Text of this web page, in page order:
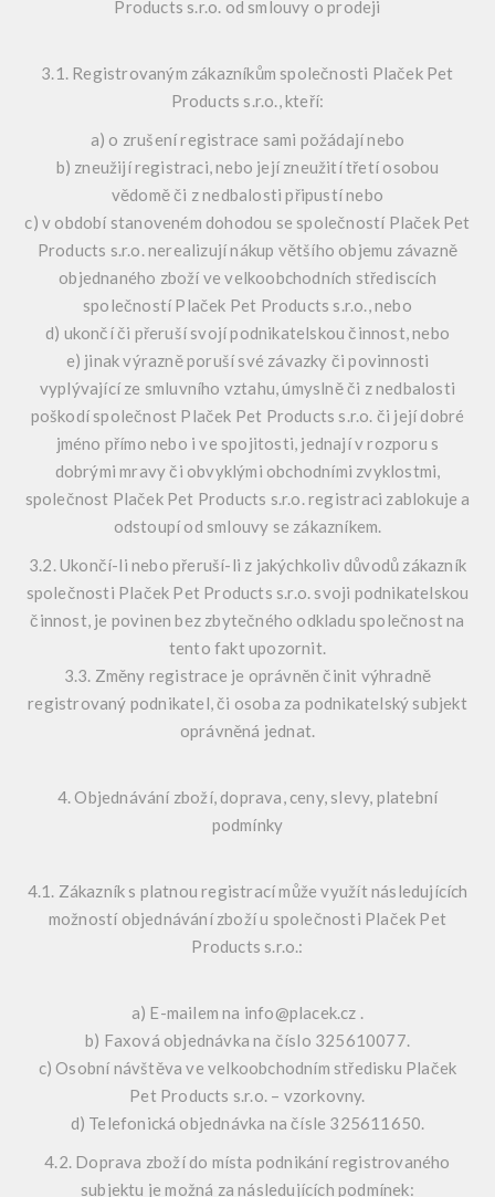
Products s.r.o. od smlouvy o prodeji
3.1. Registrovaným zákazníkům společnosti Plaček Pet
Products s.r.o., kteří:
a) o zrušení registrace sami požádají nebo
b) zneužijí registraci, nebo její zneužití třetí osobou
vědomě či z nedbalosti připustí nebo
c) v období stanoveném dohodou se společností Plaček Pet
Products s.r.o. nerealizují nákup většího objemu závazně
objednaného zboží ve velkoobchodních střediscích
společností Plaček Pet Products s.r.o., nebo
d) ukončí či přeruší svojí podnikatelskou činnost, nebo
e) jinak výrazně poruší své závazky či povinnosti
vyplývající ze smluvního vztahu, úmyslně či z nedbalosti
poškodí společnost Plaček Pet Products s.r.o. či její dobré
jméno přímo nebo i ve spojitosti, jednají v rozporu s
dobrými mravy či obvyklými obchodními zvyklostmi,
společnost Plaček Pet Products s.r.o. registraci zablokuje a
odstoupí od smlouvy se zákazníkem.
3.2. Ukončí-li nebo přeruší-li z jakýchkoliv důvodů zákazník
společnosti Plaček Pet Products s.r.o. svoji podnikatelskou
činnost, je povinen bez zbytečného odkladu společnost na
tento fakt upozornit.
3.3. Změny registrace je oprávněn činit výhradně
registrovaný podnikatel, či osoba za podnikatelský subjekt
oprávněná jednat.
4. Objednávání zboží, doprava, ceny, slevy, platební
podmínky
4.1. Zákazník s platnou registrací může využít následujících
možností objednávání zboží u společnosti Plaček Pet
Products s.r.o.:
a) E-mailem na info@placek.cz .
b) Faxová objednávka na číslo 325610077.
c) Osobní návštěva ve velkoobchodním středisku Plaček
Pet Products s.r.o. – vzorkovny.
d) Telefonická objednávka na čísle 325611650.
4.2. Doprava zboží do místa podnikání registrovaného
subjektu je možná za následujících podmínek: